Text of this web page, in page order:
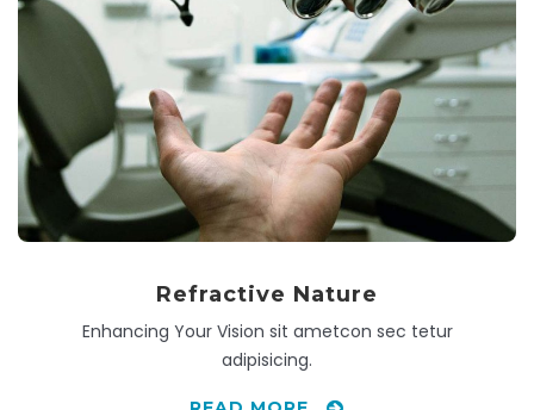
Refractive Nature
Enhancing Your Vision sit ametcon sec tetur
adipisicing.